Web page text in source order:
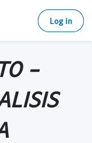
Log in
-